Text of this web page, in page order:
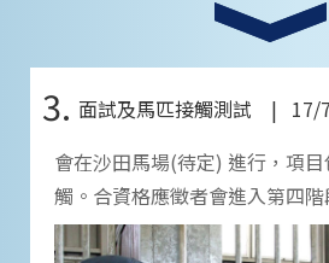
3. 面試及馬匹接觸測試 | 17/
會在沙田馬場(待定) 進行，項
觸。合資格應徵者會進入第四階